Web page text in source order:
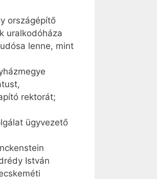
országépítő
uralkodóháza
lenne, mint
rektorát;
ügyvezető
István